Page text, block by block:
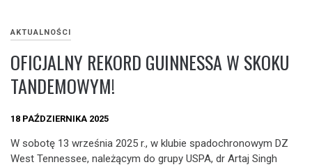
AKTUALNOŚCI
OFICJALNY REKORD GUINNESSA W SKOKU
TANDEMOWYM!
18 PAŹDZIERNIKA 2025
W sobotę 13 września 2025 r., w klubie spadochronowym DZ
West Tennessee, należącym do grupy USPA, dr Artaj Singh